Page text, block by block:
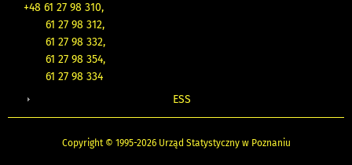
+48 61 27 98 310,
61 27 98 312,
61 27 98 332,
61 27 98 354,
61 27 98 334
ESS
Copyright © 1995-2026 Urząd Statystyczny w Poznaniu